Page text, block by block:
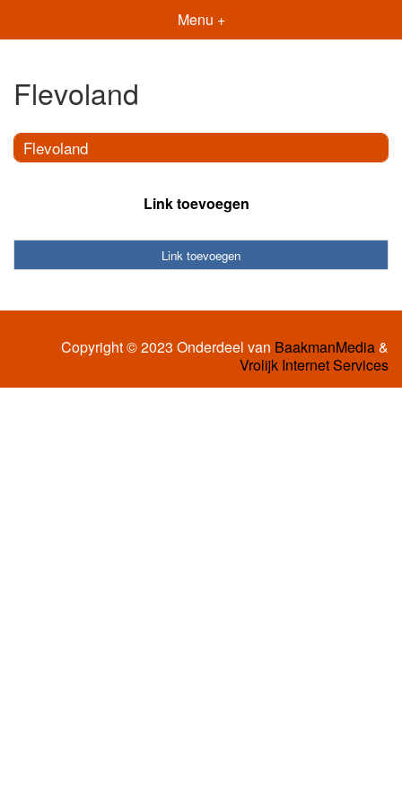
Menu +
Flevoland
Flevoland
Link toevoegen
Link toevoegen
Copyright © 2023 Onderdeel van BaakmanMedia&
Vrolijk Internet Services